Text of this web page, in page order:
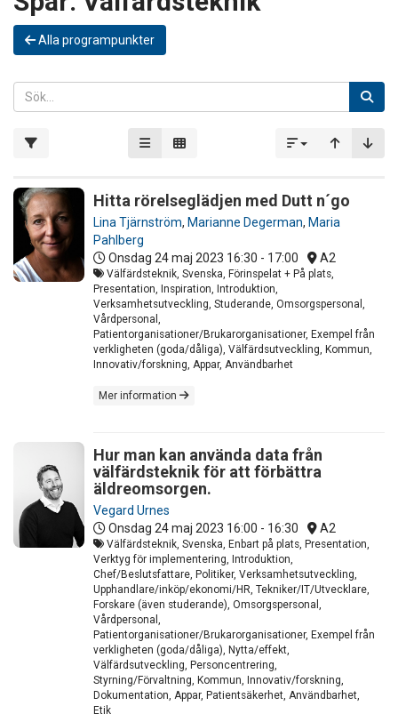
Alla programpunkter
Hitta rörelseglädjen med Dutt n´go
Lina Tjärnström, Marianne Degerman, Maria
Pahlberg
Onsdag 24 maj 2023 16:30 - 17:00 A2
Välfärdsteknik, Svenska, Förinspelat + På plats,
Presentation, Inspiration, Introduktion,
Verksamhetsutveckling, Studerande, Omsorgspersonal,
Vårdpersonal,
Patientorganisationer/Brukarorganisationer, Exempel från
verkligheten (goda/dåliga), Välfärdsutveckling, Kommun,
Innovativ/forskning, Appar, Användbarhet
Mer information
Hur man kan använda data från
välfärdsteknik för att förbättra
äldreomsorgen.
Vegard Urnes
Onsdag 24 maj 2023 16:00 - 16:30 A2
Välfärdsteknik, Svenska, Enbart på plats, Presentation,
Verktyg för implementering, Introduktion,
Chef/Beslutsfattare, Politiker, Verksamhetsutveckling,
Upphandlare/inköp/ekonomi/HR, Tekniker/IT/Utvecklare,
Forskare (även studerande), Omsorgspersonal,
Vårdpersonal,
Patientorganisationer/Brukarorganisationer, Exempel från
verkligheten (goda/dåliga), Nytta/effekt,
Välfärdsutveckling, Personcentrering,
Styrning/Förvaltning, Kommun, Innovativ/forskning,
Dokumentation, Appar, Patientsäkerhet, Användbarhet,
Etik